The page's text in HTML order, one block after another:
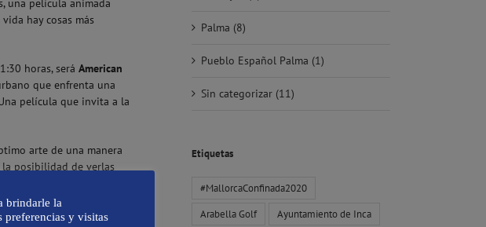
una película animada
hay cosas más
horas, será American
que enfrenta una
película que invita a la
arte de una manera
posibilidad de verlas
Mallorca.
de público.
Palma (8)
Pueblo Español Palma (1)
Sin categorizar (11)
Etiquetas
#MallorcaConfinada2020
Arabella Golf Ayuntamiento de Inca
brindarle la
preferencias y visitas